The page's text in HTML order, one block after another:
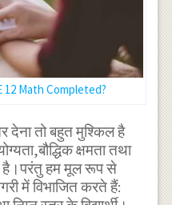
12 Math Completed?
देना तो बहुत मुश्किल है
क्षमता तथा
है।परंतु हम मूल रूप से
में विभाजित करते हैं: